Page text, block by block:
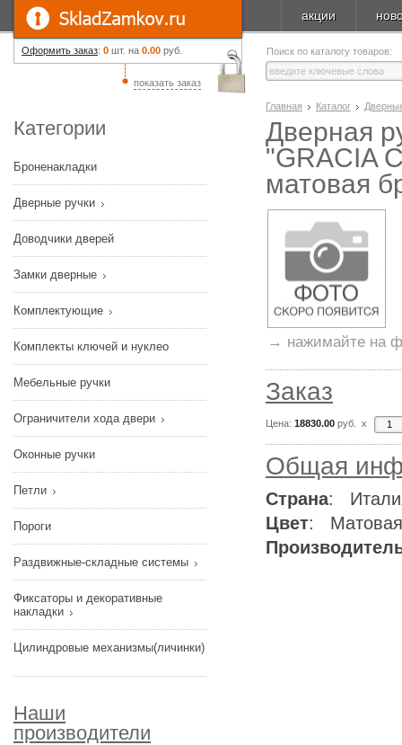
Оформить заказ: 0 шт. на 0.00 руб.
показать заказ
акции
Поиск по каталогу товаров:
Категории
Броненакладки
Дверные ручки
Доводчики дверей
Замки дверные
Комплектующие
Комплекты ключей и нуклео
Мебельные ручки
Ограничители хода двери
Оконные ручки
Петли
Пороги
Раздвижные-складные системы
Фиксаторы и декоративные
накладки
Цилиндровые механизмы(личинки)
Наши
производители
Главная Каталог
Дверная
"GRACIA
матовая
→ нажимайте на
Заказ
Цена: 18830.00 руб. x
Общая
Страна:
Цвет: Матовая